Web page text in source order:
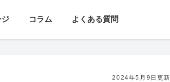
ジ コラム よくある質問
2024年5月9日更新